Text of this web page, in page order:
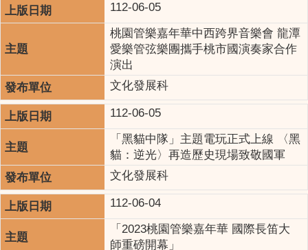
112-06-05
桃園管樂嘉年華中西跨界音樂會 龍潭
愛樂管弦樂團攜手桃市國演奏家合作
演出
文化發展科
112-06-05
「黑貓中隊」主題電玩正式上線 〈黑
貓：逆光〉再造歷史現場致敬國軍
文化發展科
112-06-04
「2023桃園管樂嘉年華 國際長笛大
師重磅開幕」